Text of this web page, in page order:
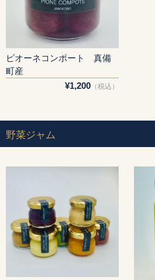
ピオーネコンポート 真備
町産
¥1,200（税込）
野菜ジャム